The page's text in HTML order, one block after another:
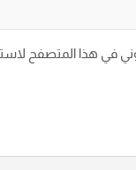
في هذا المتصفح